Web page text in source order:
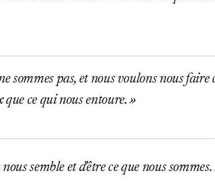
sommes pas, et nous voulons nous faire
que ce qui nous entoure.
semble et d'être ce que nous sommes.